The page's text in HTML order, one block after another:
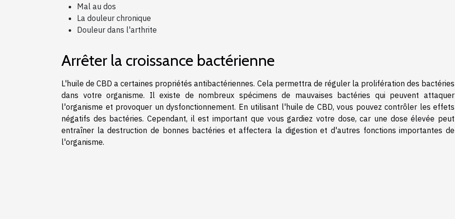
Mal au dos
La douleur chronique
Douleur dans l'arthrite
Arrêter la croissance bactérienne
L'huile de CBD a certaines propriétés antibactériennes. Cela permettra de réguler la prolifération des bactéries
dans votre organisme. Il existe de nombreux spécimens de mauvaises bactéries qui peuvent attaquer
l'organisme et provoquer un dysfonctionnement. En utilisant l'huile de CBD, vous pouvez contrôler les effets
négatifs des bactéries. Cependant, il est important que vous gardiez votre dose, car une dose élevée peut
entraîner la destruction de bonnes bactéries et affectera la digestion et d'autres fonctions importantes de
l'organisme.